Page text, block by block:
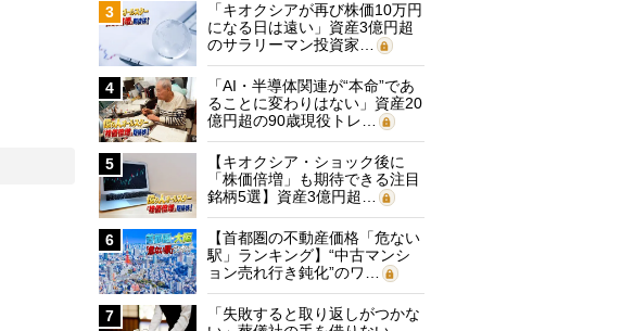
3
「キオクシアが再び株価10万円
になる日は遠い」資産3億円超
のサラリーマン投資家…
4
「AI・半導体関連が“本命”であ
ることに変わりはない」資産20
億円超の90歳現役トレ…
5
【キオクシア・ショック後に
「株価倍増」も期待できる注目
銘柄5選】資産3億円超…
6
【首都圏の不動産価格「危ない
駅」ランキング】“中古マンシ
ョン売れ行き鈍化”のワ…
7
「失敗すると取り返しがつかな